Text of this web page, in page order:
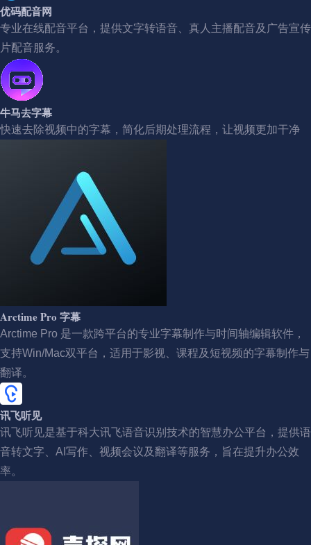
优码配音网
专业在线配音平台，提供文字转语音、真人主播配音及广告宣传
片配音服务。
牛马去字幕
快速去除视频中的字幕，简化后期处理流程，让视频更加干净
Arctime Pro 字幕
Arctime Pro 是一款跨平台的专业字幕制作与时间轴编辑软件，
支持Win/Mac双平台，适用于影视、课程及短视频的字幕制作与
翻译。
讯飞听见
讯飞听见是基于科大讯飞语音识别技术的智慧办公平台，提供语
音转文字、AI写作、视频会议及翻译等服务，旨在提升办公效
率。